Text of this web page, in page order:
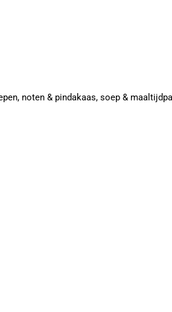
noten & pindakaas, soep &